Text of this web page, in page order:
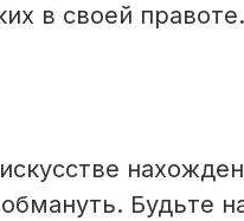
в своей
Будьте